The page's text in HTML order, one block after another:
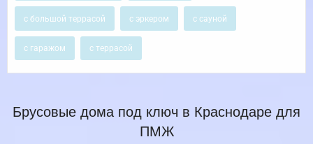
с большой террасой с эркером с сауной
с гаражом с террасой
Брусовые дома под ключ в Краснодаре для
ПМЖ